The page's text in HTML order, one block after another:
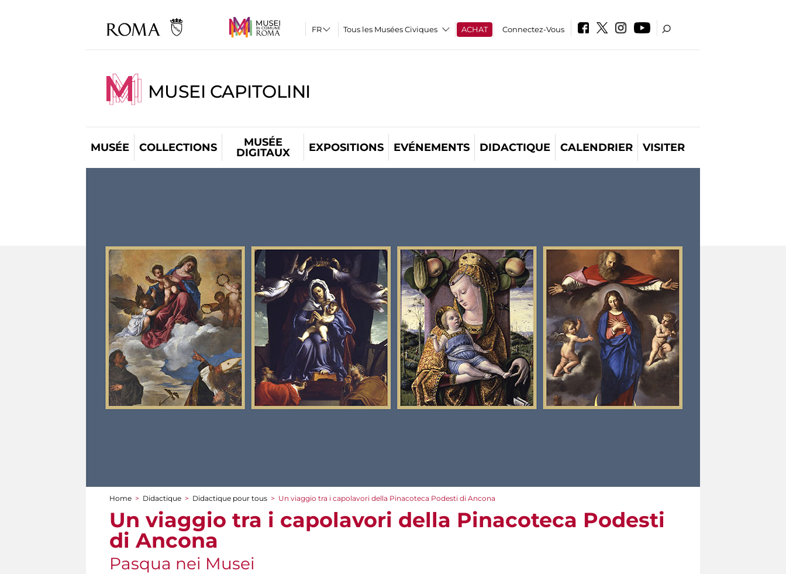
Tous les Musées Civiques ACHAT Connectez-Vous
MUSEI CAPITOLINI
MUSÉE COLLECTIONS
MUSÉE
DIGITAUX
EXPOSITIONS EVÉNEMENTS DIDACTIQUE CALENDRIER VISITER
You are here
Home > Didactique > Didactique pour tous > Un viaggio tra i capolavori della Pinacoteca Podesti di Ancona
Un viaggio tra i capolavori della Pinacoteca Podesti
di Ancona
Pasqua nei Musei